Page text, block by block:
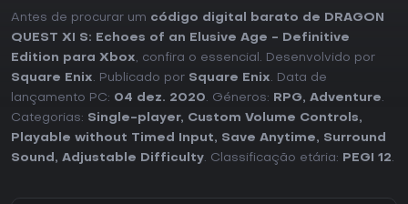
Antes de procurar um código digital barato de DRAGON
QUEST XI S: Echoes of an Elusive Age - Definitive
Edition para Xbox, confira o essencial. Desenvolvido por
Square Enix. Publicado por Square Enix. Data de
lançamento PC: 04 dez. 2020. Géneros: RPG, Adventure.
Categorias: Single-player, Custom Volume Controls,
Playable without Timed Input, Save Anytime, Surround
Sound , Adjustable Difficulty. Classificação etária: PEGI 12.